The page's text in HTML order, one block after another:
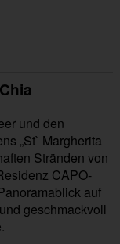
und den
„St` Margherita
Stränden von
CAPO-
auf
geschmackvoll